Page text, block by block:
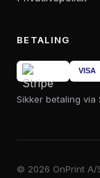
BETALING
Sikker betaling via
© 2026 OnPrint A/